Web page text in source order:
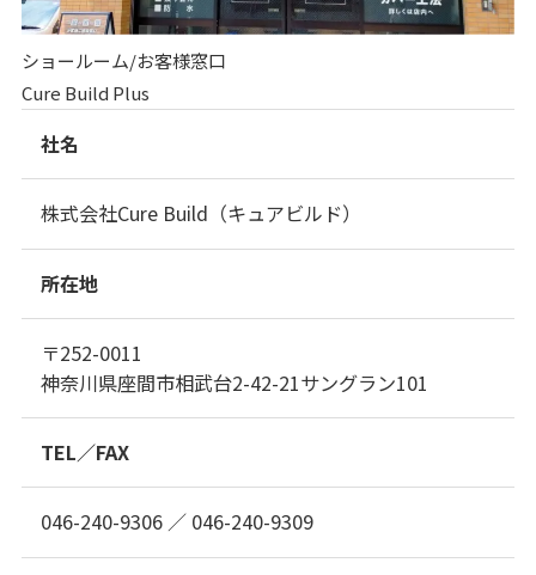
ショールーム/お客様窓口
Cure Build Plus
社名
株式会社Cure Build（キュアビルド）
所在地
〒252-0011
神奈川県座間市相武台2-42-21サングラン101
TEL／FAX
046-240-9306 ／ 046-240-9309